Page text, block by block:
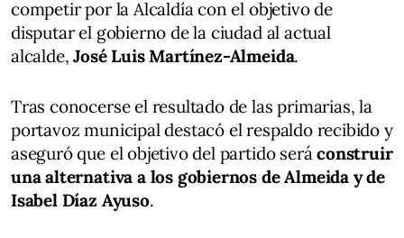
competir por la Alcaldía con el objetivo de
disputar el gobierno de la ciudad al actual
alcalde,José Luis Martínez-Almeida.
Tras conocerse el resultado de las primarias, la
portavoz municipal destacó el respaldo recibido y
aseguró que el objetivo del partido seráconstruir
una alternativa a los gobiernos de Almeida y de
Isabel Díaz Ayuso.